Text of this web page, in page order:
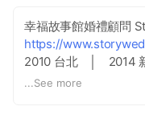
幸福故事館婚禮顧問
https://
2010 台北 │ 2014
...See more